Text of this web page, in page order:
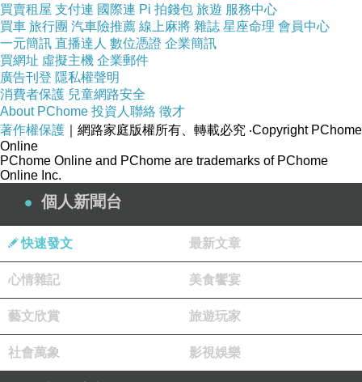
買賣租屋 支付連 國際連 Pi 拍錢包 旅遊 服務中心
買車 旅行團 汽車險推薦 線上麻將 雜誌 星座命理 會員中心
一元簡訊 直播達人 數位憑證 企業簡訊
買網址 虛擬主機 企業郵件
廣告刊登 隱私權聲明
消費者保護 兒童網路安全
About PChome 投資人聯絡 徵才
著作權保護 ｜網路家庭版權所有、轉載必究 ‧Copyright PChome
Online
PChome Online and PChome are trademarks of PChome
Online Inc.
個人新聞台
快速發文 最新文章
心情雜記 美食饗宴
藝文欣賞 旅遊玩家
社會萬象 影視娛樂